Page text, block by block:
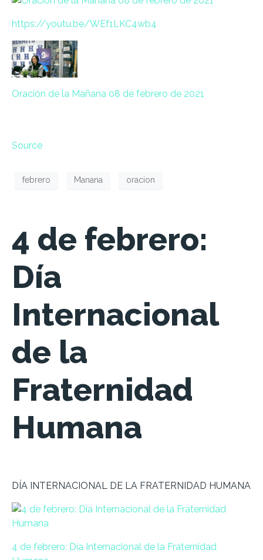
https://youtu.be/WEf1LKC4wb4
Oración de la Mañana 08 de febrero de 2021
Source
febrero Manana oracion
4 de febrero:
Día
Internacional
de la
Fraternidad
Humana
DÍA INTERNACIONAL DE LA FRATERNIDAD HUMANA
4 de febrero: Día Internacional de la Fraternidad